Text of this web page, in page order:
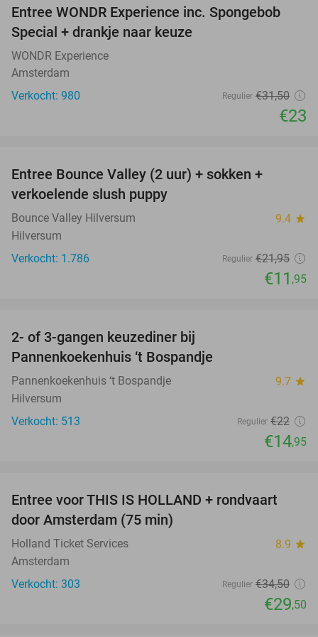
27%
Entree WONDR Experience inc. Spongebob
Special + drankje naar keuze
WONDR Experience
Amsterdam
Verkocht: 980
Regulier €31,50
€23
Entree Bounce Valley (2 uur) + sokken +
verkoelende slush puppy
Bounce Valley Hilversum 9.4 star
Hilversum
Verkocht: 1.786
Regulier €21,95
€11 ,95
2- of 3-gangen keuzediner bij
Pannenkoekenhuis ‘t Bospandje
Pannenkoekenhuis ‘t Bospandje 9.7 star
Hilversum
Verkocht: 513
Regulier €22
€14,95
14%
Entree voor THIS IS HOLLAND + rondvaart
door Amsterdam (75 min)
Holland Ticket Services 8.9 star
Amsterdam
Verkocht: 303
Regulier €34,50
€29,50